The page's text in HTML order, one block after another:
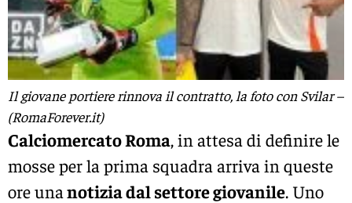
Il giovane portiere rinnova il contratto, la foto con Svilar –
(RomaForever.it)
Calciomercato Roma, in attesa di definire le
mosse per la prima squadra arriva in queste
ore unanotizia dal settore giovanile. Uno